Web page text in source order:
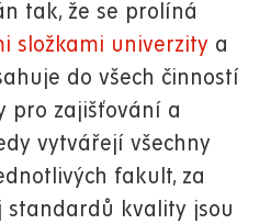
tak, že se prolíná
složkami univerzity a
do všech činností
pro zajišťování a
vytvářejí všechny
fakult, za
standardů kvality jsou